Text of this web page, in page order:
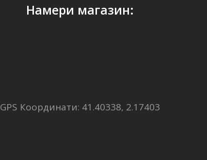
Намери магазин:
GPS Координати: 41.40338, 2.17403